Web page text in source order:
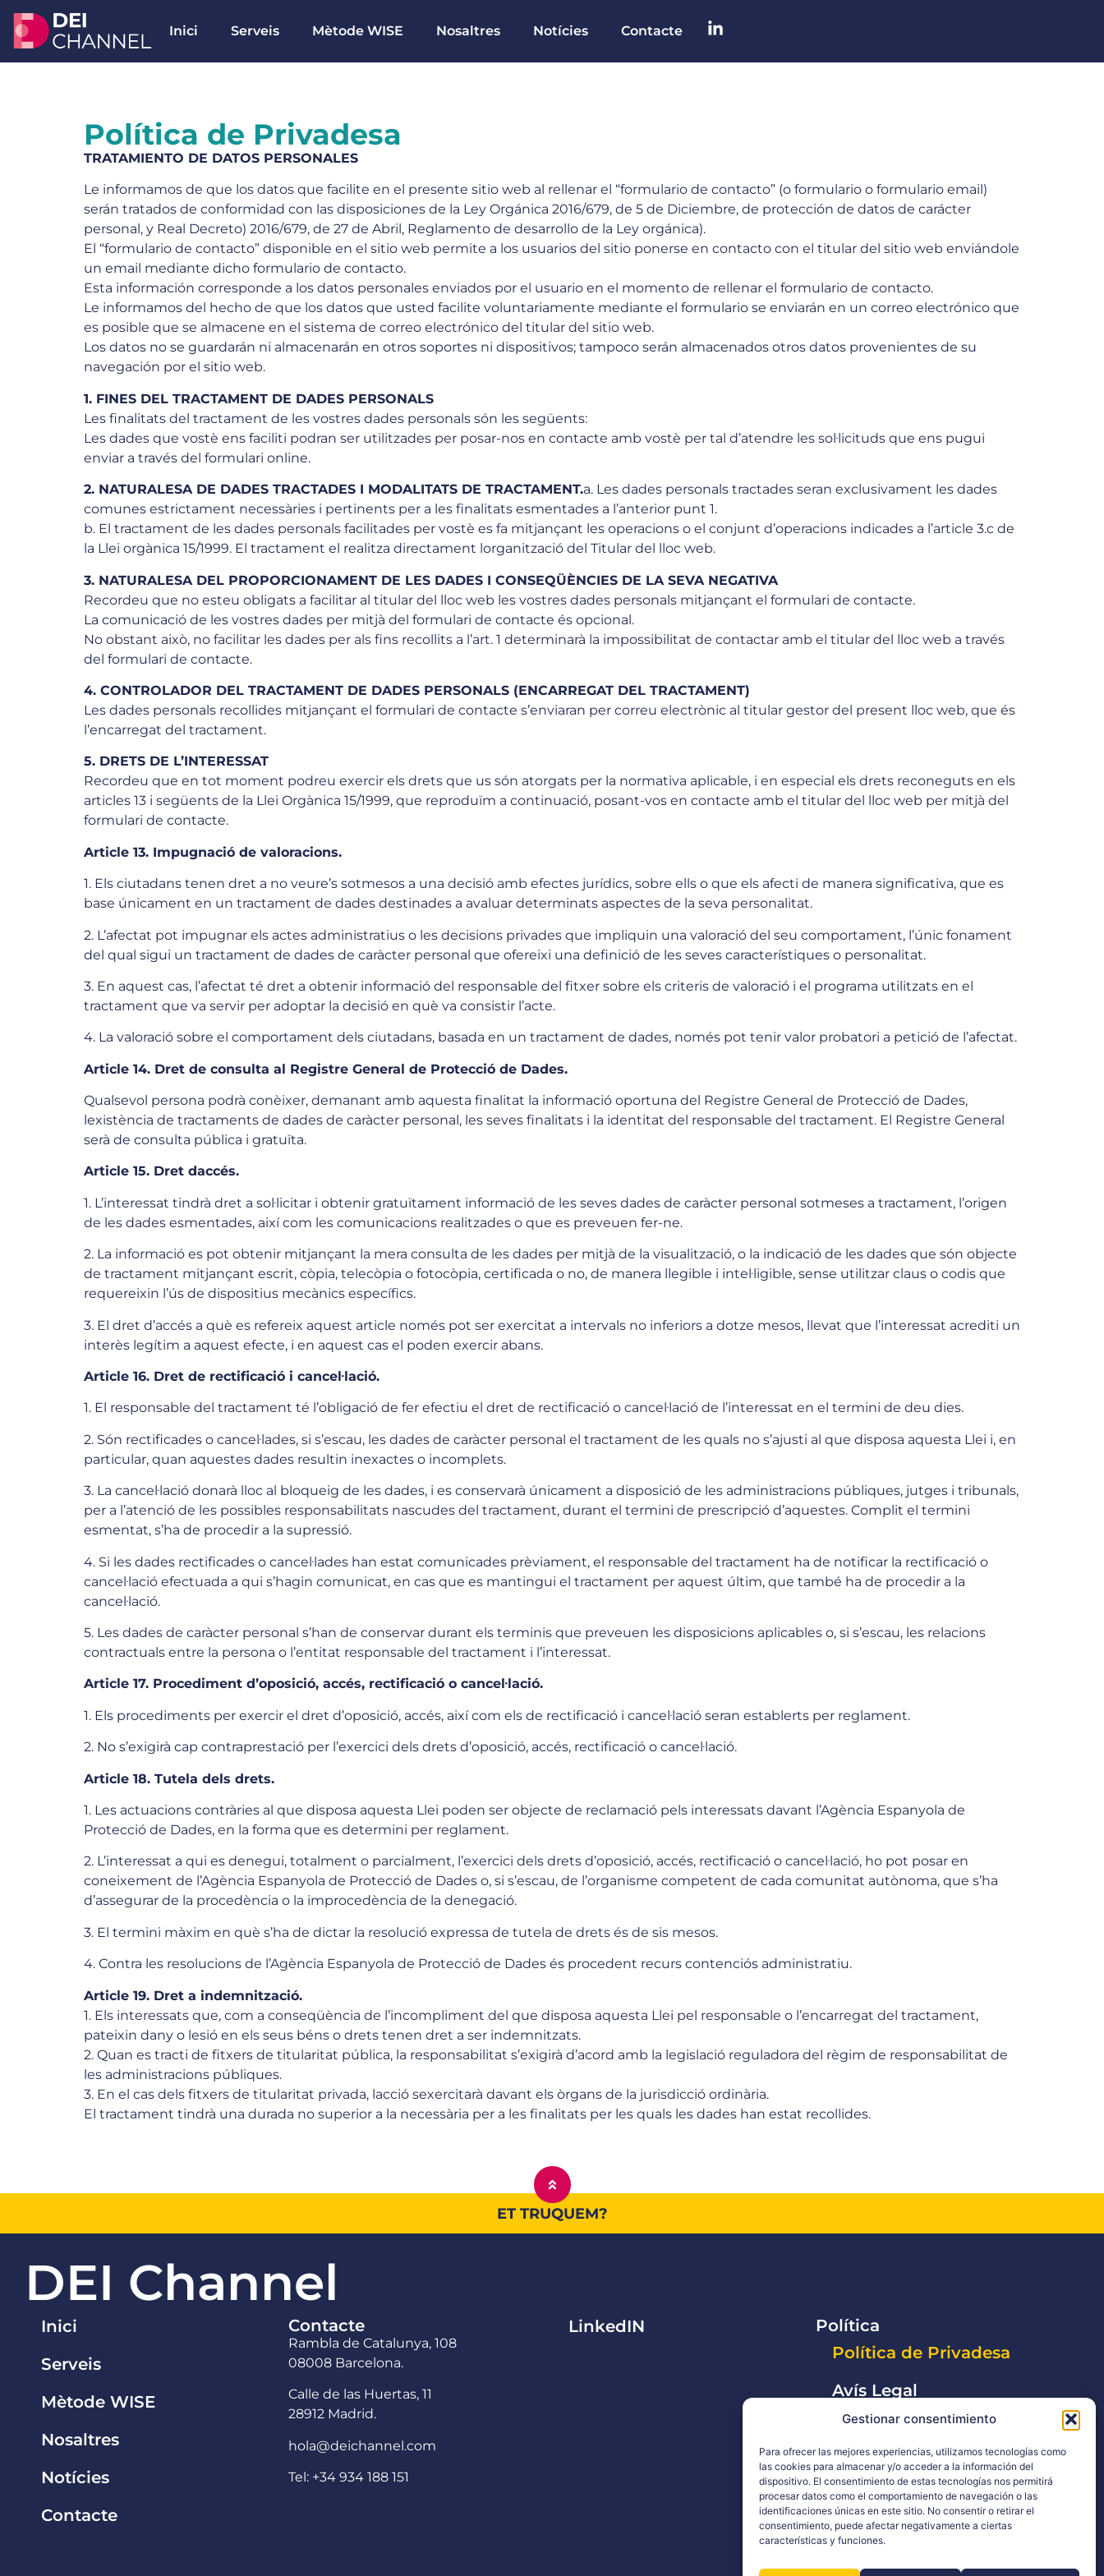
Gestionar consentimiento
Para ofrecer las mejores experiencias, utilizamos tecnologías como
las cookies para almacenar y/o acceder a la información del
dispositivo. El consentimiento de estas tecnologías nos permitirá
procesar datos como el comportamiento de navegación o las
identificaciones únicas en este sitio. No consentir o retirar el
consentimiento, puede afectar negativamente a ciertas
características y funciones.
Inici Serveis Mètode WISE Nosaltres Notícies Contacte
Política de Privadesa
TRATAMIENTO DE DATOS PERSONALES
Le informamos de que los datos que facilite en el presente sitio web al rellenar el “formulario de contacto” (o formulario o formulario email)
serán tratados de conformidad con las disposiciones de la Ley Orgánica 2016/679, de 5 de Diciembre, de protección de datos de carácter
personal, y Real Decreto) 2016/679, de 27 de Abril, Reglamento de desarrollo de la Ley orgánica).
El “formulario de contacto” disponible en el sitio web permite a los usuarios del sitio ponerse en contacto con el titular del sitio web enviándole
un email mediante dicho formulario de contacto.
Esta información corresponde a los datos personales enviados por el usuario en el momento de rellenar el formulario de contacto.
Le informamos del hecho de que los datos que usted facilite voluntariamente mediante el formulario se enviarán en un correo electrónico que
es posible que se almacene en el sistema de correo electrónico del titular del sitio web.
Los datos no se guardarán ni almacenarán en otros soportes ni dispositivos; tampoco serán almacenados otros datos provenientes de su
navegación por el sitio web.
1. FINES DEL TRACTAMENT DE DADES PERSONALS
Les finalitats del tractament de les vostres dades personals són les següents:
Les dades que vostè ens faciliti podran ser utilitzades per posar-nos en contacte amb vostè per tal d’atendre les sol·licituds que ens pugui
enviar a través del formulari online.
2. NATURALESA DE DADES TRACTADES I MODALITATS DE TRACTAMENT.a. Les dades personals tractades seran exclusivament les dades
comunes estrictament necessàries i pertinents per a les finalitats esmentades a l’anterior punt 1.
b. El tractament de les dades personals facilitades per vostè es fa mitjançant les operacions o el conjunt d’operacions indicades a l’article 3.c de
la Llei orgànica 15/1999. El tractament el realitza directament lorganització del Titular del lloc web.
3. NATURALESA DEL PROPORCIONAMENT DE LES DADES I CONSEQÜÈNCIES DE LA SEVA NEGATIVA
Recordeu que no esteu obligats a facilitar al titular del lloc web les vostres dades personals mitjançant el formulari de contacte.
La comunicació de les vostres dades per mitjà del formulari de contacte és opcional.
No obstant això, no facilitar les dades per als fins recollits a l’art. 1 determinarà la impossibilitat de contactar amb el titular del lloc web a través
del formulari de contacte.
4. CONTROLADOR DEL TRACTAMENT DE DADES PERSONALS (ENCARREGAT DEL TRACTAMENT)
Les dades personals recollides mitjançant el formulari de contacte s’enviaran per correu electrònic al titular gestor del present lloc web, que és
l’encarregat del tractament.
5. DRETS DE L’INTERESSAT
Recordeu que en tot moment podreu exercir els drets que us són atorgats per la normativa aplicable, i en especial els drets reconeguts en els
articles 13 i següents de la Llei Orgànica 15/1999, que reproduïm a continuació, posant-vos en contacte amb el titular del lloc web per mitjà del
formulari de contacte.
Article 13. Impugnació de valoracions.
1. Els ciutadans tenen dret a no veure’s sotmesos a una decisió amb efectes jurídics, sobre ells o que els afecti de manera significativa, que es
base únicament en un tractament de dades destinades a avaluar determinats aspectes de la seva personalitat.
2. L’afectat pot impugnar els actes administratius o les decisions privades que impliquin una valoració del seu comportament, l’únic fonament
del qual sigui un tractament de dades de caràcter personal que ofereixi una definició de les seves característiques o personalitat.
3. En aquest cas, l’afectat té dret a obtenir informació del responsable del fitxer sobre els criteris de valoració i el programa utilitzats en el
tractament que va servir per adoptar la decisió en què va consistir l’acte.
4. La valoració sobre el comportament dels ciutadans, basada en un tractament de dades, només pot tenir valor probatori a petició de l’afectat.
Article 14. Dret de consulta al Registre General de Protecció de Dades.
Qualsevol persona podrà conèixer, demanant amb aquesta finalitat la informació oportuna del Registre General de Protecció de Dades,
lexistència de tractaments de dades de caràcter personal, les seves finalitats i la identitat del responsable del tractament. El Registre General
serà de consulta pública i gratuïta.
Article 15. Dret daccés.
1. L’interessat tindrà dret a sol·licitar i obtenir gratuïtament informació de les seves dades de caràcter personal sotmeses a tractament, l’origen
de les dades esmentades, així com les comunicacions realitzades o que es preveuen fer-ne.
2. La informació es pot obtenir mitjançant la mera consulta de les dades per mitjà de la visualització, o la indicació de les dades que són objecte
de tractament mitjançant escrit, còpia, telecòpia o fotocòpia, certificada o no, de manera llegible i intel·ligible, sense utilitzar claus o codis que
requereixin l’ús de dispositius mecànics específics.
3. El dret d’accés a què es refereix aquest article només pot ser exercitat a intervals no inferiors a dotze mesos, llevat que l’interessat acrediti un
interès legítim a aquest efecte, i en aquest cas el poden exercir abans.
Article 16. Dret de rectificació i cancel·lació.
1. El responsable del tractament té l’obligació de fer efectiu el dret de rectificació o cancel·lació de l’interessat en el termini de deu dies.
2. Són rectificades o cancel·lades, si s’escau, les dades de caràcter personal el tractament de les quals no s’ajusti al que disposa aquesta Llei i, en
particular, quan aquestes dades resultin inexactes o incomplets.
3. La cancel·lació donarà lloc al bloqueig de les dades, i es conservarà únicament a disposició de les administracions públiques, jutges i tribunals,
per a l’atenció de les possibles responsabilitats nascudes del tractament, durant el termini de prescripció d’aquestes. Complit el termini
esmentat, s’ha de procedir a la supressió.
4. Si les dades rectificades o cancel·lades han estat comunicades prèviament, el responsable del tractament ha de notificar la rectificació o
cancel·lació efectuada a qui s’hagin comunicat, en cas que es mantingui el tractament per aquest últim, que també ha de procedir a la
cancel·lació.
5. Les dades de caràcter personal s’han de conservar durant els terminis que preveuen les disposicions aplicables o, si s’escau, les relacions
contractuals entre la persona o l’entitat responsable del tractament i l’interessat.
Article 17. Procediment d’oposició, accés, rectificació o cancel·lació.
1. Els procediments per exercir el dret d’oposició, accés, així com els de rectificació i cancel·lació seran establerts per reglament.
2. No s’exigirà cap contraprestació per l’exercici dels drets d’oposició, accés, rectificació o cancel·lació.
Article 18. Tutela dels drets.
1. Les actuacions contràries al que disposa aquesta Llei poden ser objecte de reclamació pels interessats davant l’Agència Espanyola de
Protecció de Dades, en la forma que es determini per reglament.
2. L’interessat a qui es denegui, totalment o parcialment, l’exercici dels drets d’oposició, accés, rectificació o cancel·lació, ho pot posar en
coneixement de l’Agència Espanyola de Protecció de Dades o, si s’escau, de l’organisme competent de cada comunitat autònoma, que s’ha
d’assegurar de la procedència o la improcedència de la denegació.
3. El termini màxim en què s’ha de dictar la resolució expressa de tutela de drets és de sis mesos.
4. Contra les resolucions de l’Agència Espanyola de Protecció de Dades és procedent recurs contenciós administratiu.
Article 19. Dret a indemnització.
1. Els interessats que, com a conseqüència de l’incompliment del que disposa aquesta Llei pel responsable o l’encarregat del tractament,
pateixin dany o lesió en els seus béns o drets tenen dret a ser indemnitzats.
2. Quan es tracti de fitxers de titularitat pública, la responsabilitat s’exigirà d’acord amb la legislació reguladora del règim de responsabilitat de
les administracions públiques.
3. En el cas dels fitxers de titularitat privada, lacció sexercitarà davant els òrgans de la jurisdicció ordinària.
El tractament tindrà una durada no superior a la necessària per a les finalitats per les quals les dades han estat recollides.
ET TRUQUEM?
DEI Channel
Inici
Serveis
Mètode WISE
Nosaltres
Notícies
Contacte
Contacte
Rambla de Catalunya, 108
08008 Barcelona.
Calle de las Huertas, 11
28912 Madrid.
hola@deichannel.com
Tel: +34 934 188 151
LinkedIN
Política
Política de Privadesa
Avís Legal